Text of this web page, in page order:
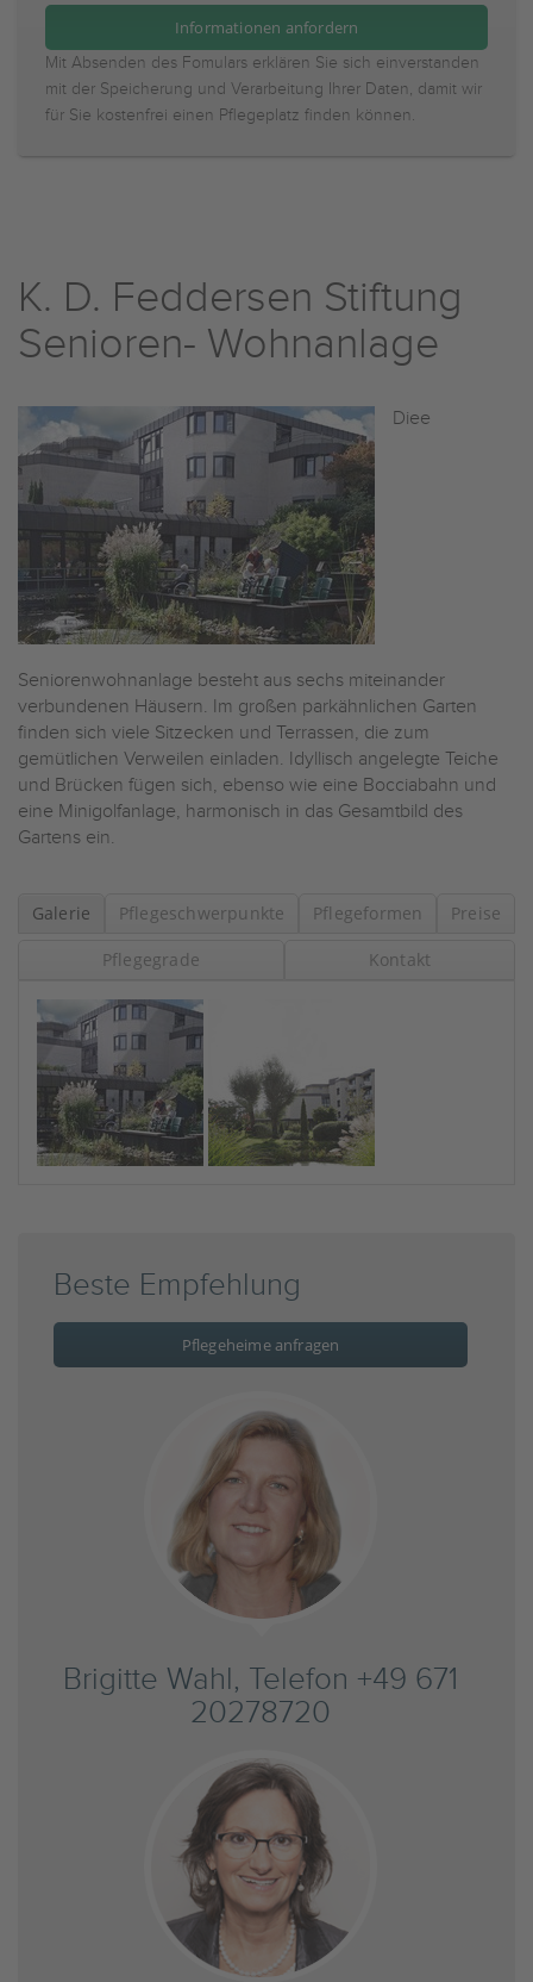
Mit Absenden des Fomulars erklären Sie sich einverstanden
mit der Speicherung und Verarbeitung Ihrer Daten, damit wir
für Sie kostenfrei einen Pflegeplatz finden können.
K. D. Feddersen Stiftung
Senioren- Wohnanlage
Diee
Seniorenwohnanlage besteht aus sechs miteinander
verbundenen Häusern. Im großen parkähnlichen Garten
finden sich viele Sitzecken und Terrassen, die zum
gemütlichen Verweilen einladen. Idyllisch angelegte Teiche
und Brücken fügen sich, ebenso wie eine Bocciabahn und
eine Minigolfanlage, harmonisch in das Gesamtbild des
Gartens ein.
Galerie Pflegeschwerpunkte Pflegeformen Preise
Pflegegrade Kontakt
Beste Empfehlung
Pflegeheime anfragen
Brigitte Wahl, Telefon +49 671
20278720